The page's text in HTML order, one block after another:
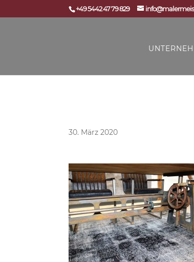
+49 5442 47 79 829
30. März 2020